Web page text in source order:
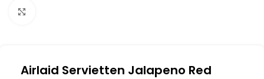
Airlaid Servietten Jalapeno Red